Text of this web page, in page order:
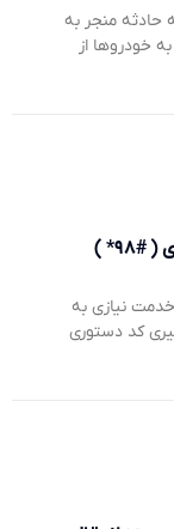
حادثه منجر به
خودروها از
)
خدمت نیازی به
کد دستوری